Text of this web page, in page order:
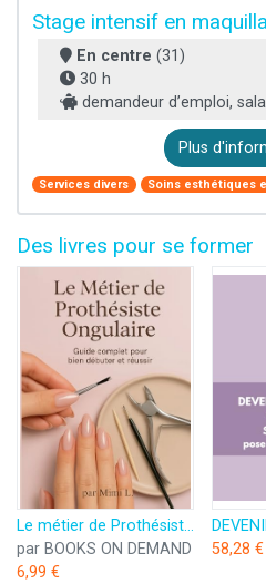
Stage intensif en
En centre (31)
30 h
demandeur d’emploi,
Plus
Services divers Soins esthétiques
Des livres pour se former
Le métier de Prothésiste Ongulaire: Le Guide Complet pour bien débuter et réussir
par BOOKS ON DEMAND
6,99 €
58,28 €